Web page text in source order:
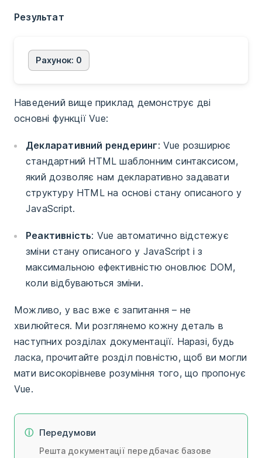
Результат
Рахунок: 0
Наведений вище приклад демонструє дві
основні функції Vue:
Декларативний рендеринг: Vue розширює
стандартний HTML шаблонним синтаксисом,
який дозволяє нам декларативно задавати
структуру HTML на основі стану описаного у
JavaScript.
Реактивність: Vue автоматично відстежує
зміни стану описаного у JavaScript і з
максимальною ефективністю оновлює DOM,
коли відбуваються зміни.
Можливо, у вас вже є запитання – не
хвилюйтеся. Ми розглянемо кожну деталь в
наступних розділах документації. Наразі, будь
ласка, прочитайте розділ повністю, щоб ви могли
мати високорівневе розуміння того, що пропонує
Vue.
Передумови
Решта документації передбачає базове